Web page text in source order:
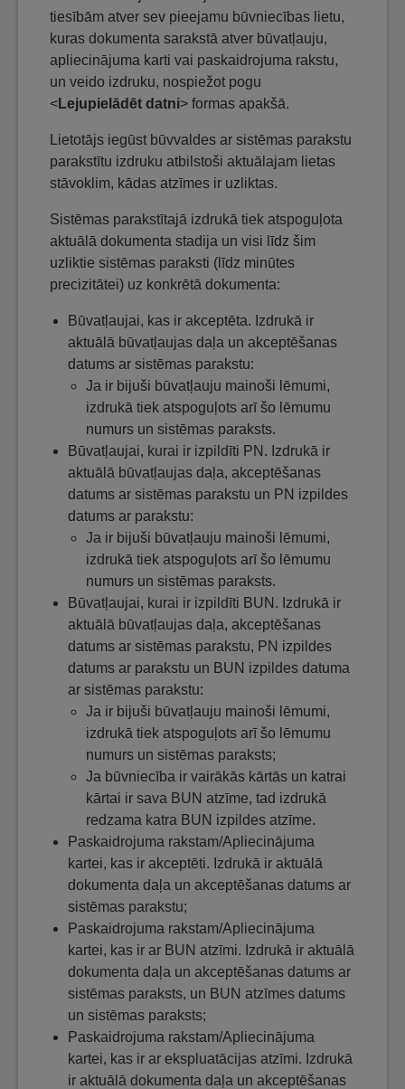
tiesībām atver sev pieejamu būvniecības lietu,
kuras dokumenta sarakstā atver būvatļauju,
apliecinājuma karti vai paskaidrojuma rakstu,
un veido izdruku, nospiežot pogu
<Lejupielādēt datni> formas apakšā.
Lietotājs iegūst būvvaldes ar sistēmas parakstu
parakstītu izdruku atbilstoši aktuālajam lietas
stāvoklim, kādas atzīmes ir uzliktas.
Sistēmas parakstītajā izdrukā tiek atspoguļota
aktuālā dokumenta stadija un visi līdz šim
uzliktie sistēmas paraksti (līdz minūtes
precizitātei) uz konkrētā dokumenta:
Būvatļaujai, kas ir akceptēta. Izdrukā ir
aktuālā būvatļaujas daļa un akceptēšanas
datums ar sistēmas parakstu:
Ja ir bijuši būvatļauju mainoši lēmumi,
izdrukā tiek atspoguļots arī šo lēmumu
numurs un sistēmas paraksts.
Būvatļaujai, kurai ir izpildīti PN. Izdrukā ir
aktuālā būvatļaujas daļa, akceptēšanas
datums ar sistēmas parakstu un PN izpildes
datums ar parakstu:
Ja ir bijuši būvatļauju mainoši lēmumi,
izdrukā tiek atspoguļots arī šo lēmumu
numurs un sistēmas paraksts.
Būvatļaujai, kurai ir izpildīti BUN. Izdrukā ir
aktuālā būvatļaujas daļa, akceptēšanas
datums ar sistēmas parakstu, PN izpildes
datums ar parakstu un BUN izpildes datuma
ar sistēmas parakstu:
Ja ir bijuši būvatļauju mainoši lēmumi,
izdrukā tiek atspoguļots arī šo lēmumu
numurs un sistēmas paraksts;
Ja būvniecība ir vairākās kārtās un katrai
kārtai ir sava BUN atzīme, tad izdrukā
redzama katra BUN izpildes atzīme.
Paskaidrojuma rakstam/Apliecinājuma
kartei, kas ir akceptēti. Izdrukā ir aktuālā
dokumenta daļa un akceptēšanas datums ar
sistēmas parakstu;
Paskaidrojuma rakstam/Apliecinājuma
kartei, kas ir ar BUN atzīmi. Izdrukā ir aktuālā
dokumenta daļa un akceptēšanas datums ar
sistēmas paraksts, un BUN atzīmes datums
un sistēmas paraksts;
Paskaidrojuma rakstam/Apliecinājuma
kartei, kas ir ar ekspluatācijas atzīmi. Izdrukā
ir aktuālā dokumenta daļa un akceptēšanas